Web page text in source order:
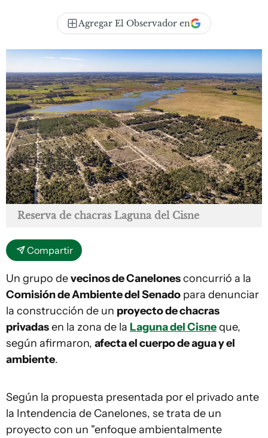
Agregar El Observador en
Reserva de chacras Laguna del Cisne
Compartir
Un grupo devecinos de Canelonesconcurrió a la
Comisión de Ambiente del Senado para denunciar
la construcción de un proyecto de chacras
privadasen la zona de la Laguna del Cisneque,
según afirmaron, afecta el cuerpo de agua y el
ambiente.
Según la propuesta presentada por el privado ante
la Intendencia de Canelones, se trata de un
proyecto con un "enfoque ambientalmente